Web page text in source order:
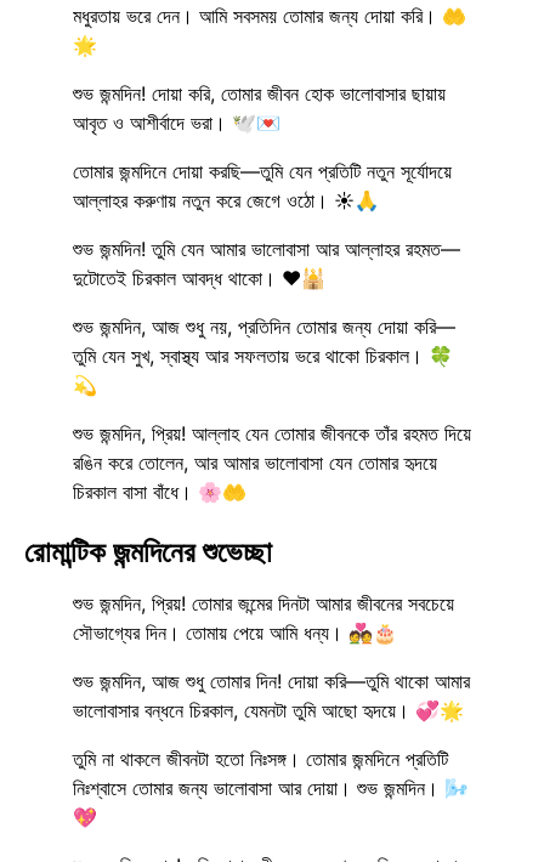
মধুরতায় ভরে দেন। আমি সবসময় তোমার জন্য দোয়া করি। 🤲
🌟
শুভ জন্মদিন! দোয়া করি, তোমার জীবন হোক ভালোবাসার ছায়ায়
আবৃত ও আশীর্বাদে ভরা। 🕊️💌
তোমার জন্মদিনে দোয়া করছি—তুমি যেন প্রতিটি নতুন সূর্যোদয়ে
আল্লাহর করুণায় নতুন করে জেগে ওঠো। ☀️🙏
শুভ জন্মদিন! তুমি যেন আমার ভালোবাসা আর আল্লাহর রহমত—
দুটোতেই চিরকাল আবদ্ধ থাকো। ❤️🕌
শুভ জন্মদিন, আজ শুধু নয়, প্রতিদিন তোমার জন্য দোয়া করি—
তুমি যেন সুখ, স্বাস্থ্য আর সফলতায় ভরে থাকো চিরকাল। 🍀
💫
শুভ জন্মদিন, প্রিয়! আল্লাহ যেন তোমার জীবনকে তাঁর রহমত দিয়ে
রঙিন করে তোলেন, আর আমার ভালোবাসা যেন তোমার হৃদয়ে
চিরকাল বাসা বাঁধে। 🌸🤲
রোমান্টিক জন্মদিনের শুভেচ্ছা
শুভ জন্মদিন, প্রিয়! তোমার জন্মের দিনটা আমার জীবনের সবচেয়ে
সৌভাগ্যের দিন। তোমায় পেয়ে আমি ধন্য। 💑🎂
শুভ জন্মদিন, আজ শুধু তোমার দিন! দোয়া করি—তুমি থাকো আমার
ভালোবাসার বন্ধনে চিরকাল, যেমনটা তুমি আছো হৃদয়ে। 💞🌟
তুমি না থাকলে জীবনটা হতো নিঃসঙ্গ। তোমার জন্মদিনে প্রতিটি
নিঃশ্বাসে তোমার জন্য ভালোবাসা আর দোয়া। শুভ জন্মদিন। 🌬️
💖